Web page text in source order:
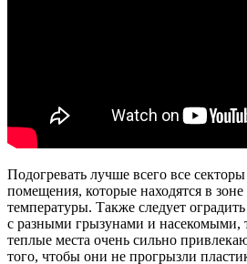
Подогревать лучше всего все
помещения, которые находятся в зоне
температуры. Также следует
с разными грызунами и насекомыми,
теплые места очень сильно
того, чтобы они не прогрызли